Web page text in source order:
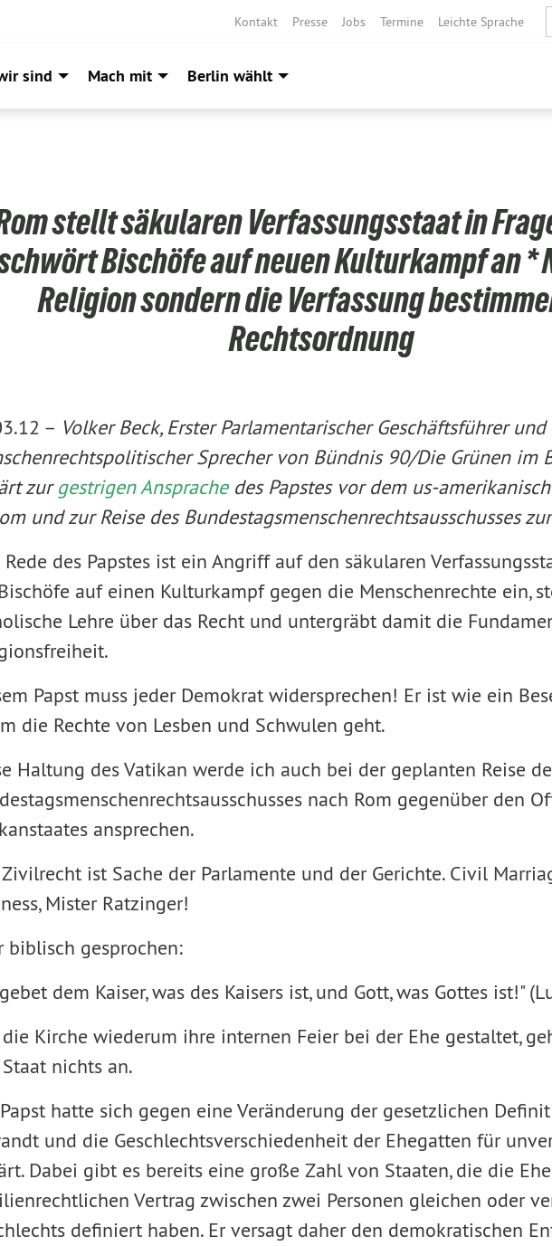
Kontakt Presse Jobs Termine Leichte Sprache
sind Mach mit Berlin wählt
stellt säkularen Verfassungsstaat in
Bischöfe auf neuen Kulturkampf an *
Religion sondern die Verfassung
Rechtsordnung
– Volker Beck, Erster Parlamentarischer Geschäftsführer und
Sprecher von Bündnis 90/Die Grünen im
zurgestrigen Ansprachedes Papstes vor dem us-
und zur Reise des Bundestagsmenschenrechtsausschusses
Rede des Papstes ist ein Angriff auf den säkularen
auf einen Kulturkampf gegen die Menschenrechte ein,
Lehre über das Recht und untergräbt damit die
Papst muss jeder Demokrat widersprechen! Er ist wie ein
die Rechte von Lesben und Schwulen geht.
Haltung des Vatikan werde ich auch bei der geplanten Reise
nach Rom gegenüber den
ansprechen.
Zivilrecht ist Sache der Parlamente und der Gerichte. Civil
Mister Ratzinger!
biblisch gesprochen:
dem Kaiser, was des Kaisers ist, und Gott, was Gottes ist!"
Kirche wiederum ihre internen Feier bei der Ehe gestaltet,
nichts an.
hatte sich gegen eine Veränderung der gesetzlichen
und die Geschlechtsverschiedenheit der Ehegatten für
Dabei gibt es bereits eine große Zahl von Staaten, die die
Vertrag zwischen zwei Personen gleichen oder
definiert haben. Er versagt daher den demokratischen